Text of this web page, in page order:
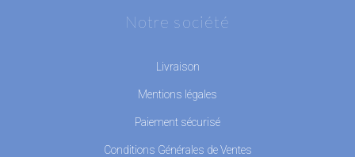
Notre société
Livraison
Mentions légales
Paiement sécurisé
Conditions Générales de Ventes